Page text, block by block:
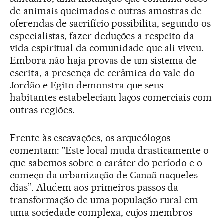
de animais queimados e outras amostras de
oferendas de sacrifício possibilita, segundo os
especialistas, fazer deduções a respeito da
vida espiritual da comunidade que ali viveu.
Embora não haja provas de um sistema de
escrita, a presença de cerâmica do vale do
Jordão e Egito demonstra que seus
habitantes estabeleciam laços comerciais com
outras regiões.
Frente às escavações, os arqueólogos
comentam: "Este local muda drasticamente o
que sabemos sobre o caráter do período e o
começo da urbanização de Canaã naqueles
dias”. Aludem aos primeiros passos da
transformação de uma população rural em
uma sociedade complexa, cujos membros